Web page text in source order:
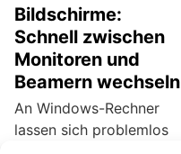
Bildschirme:
Schnell zwischen
Monitoren und
Beamern wechseln
An Windows-Rechner
lassen sich problemlos